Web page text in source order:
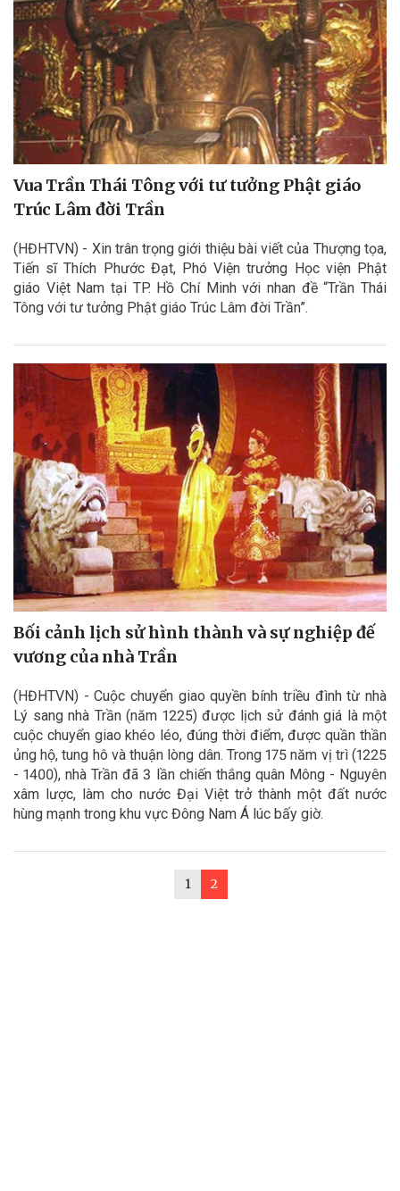
Vua Trần Thái Tông với tư tưởng Phật giáo
Trúc Lâm đời Trần
(HĐHTVN) - Xin trân trọng giới thiệu bài viết của Thượng tọa,
Tiến sĩ Thích Phước Đạt, Phó Viện trưởng Học viện Phật
giáo Việt Nam tại TP. Hồ Chí Minh với nhan đề “Trần Thái
Tông với tư tưởng Phật giáo Trúc Lâm đời Trần”.
Bối cảnh lịch sử hình thành và sự nghiệp đế
vương của nhà Trần
(HĐHTVN) - Cuộc chuyển giao quyền bính triều đình từ nhà
Lý sang nhà Trần (năm 1225) được lịch sử đánh giá là một
cuộc chuyển giao khéo léo, đúng thời điểm, được quần thần
ủng hộ, tung hô và thuận lòng dân. Trong 175 năm vị trì (1225
- 1400), nhà Trần đã 3 lần chiến thắng quân Mông - Nguyên
xâm lược, làm cho nước Đại Việt trở thành một đất nước
hùng mạnh trong khu vực Đông Nam Á lúc bấy giờ.
1 2